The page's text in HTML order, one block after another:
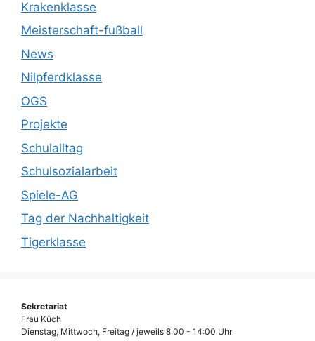
Krakenklasse
Meisterschaft-fußball
News
Nilpferdklasse
OGS
Projekte
Schulalltag
Schulsozialarbeit
Spiele-AG
Tag der Nachhaltigkeit
Tigerklasse
Sekretariat
Frau Küch
Dienstag, Mittwoch, Freitag / jeweils 8:00 - 14:00 Uhr